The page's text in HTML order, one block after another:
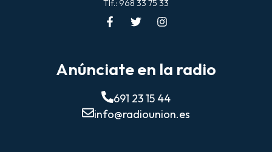
Tlf.: 968 33 75 33
Anúnciate en la radio
691 23 15 44
info@radiounion.es